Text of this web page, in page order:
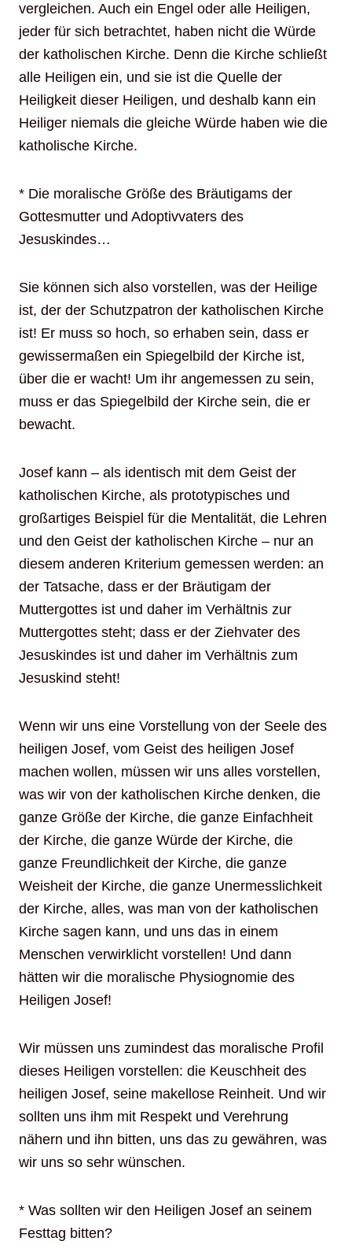
vergleichen. Auch ein Engel oder alle Heiligen,
jeder für sich betrachtet, haben nicht die Würde
der katholischen Kirche. Denn die Kirche schließt
alle Heiligen ein, und sie ist die Quelle der
Heiligkeit dieser Heiligen, und deshalb kann ein
Heiliger niemals die gleiche Würde haben wie die
katholische Kirche.
* Die moralische Größe des Bräutigams der
Gottesmutter und Adoptivvaters des
Jesuskindes…
Sie können sich also vorstellen, was der Heilige
ist, der der Schutzpatron der katholischen Kirche
ist! Er muss so hoch, so erhaben sein, dass er
gewissermaßen ein Spiegelbild der Kirche ist,
über die er wacht! Um ihr angemessen zu sein,
muss er das Spiegelbild der Kirche sein, die er
bewacht.
Josef kann – als identisch mit dem Geist der
katholischen Kirche, als prototypisches und
großartiges Beispiel für die Mentalität, die Lehren
und den Geist der katholischen Kirche – nur an
diesem anderen Kriterium gemessen werden: an
der Tatsache, dass er der Bräutigam der
Muttergottes ist und daher im Verhältnis zur
Muttergottes steht; dass er der Ziehvater des
Jesuskindes ist und daher im Verhältnis zum
Jesuskind steht!
Wenn wir uns eine Vorstellung von der Seele des
heiligen Josef, vom Geist des heiligen Josef
machen wollen, müssen wir uns alles vorstellen,
was wir von der katholischen Kirche denken, die
ganze Größe der Kirche, die ganze Einfachheit
der Kirche, die ganze Würde der Kirche, die
ganze Freundlichkeit der Kirche, die ganze
Weisheit der Kirche, die ganze Unermesslichkeit
der Kirche, alles, was man von der katholischen
Kirche sagen kann, und uns das in einem
Menschen verwirklicht vorstellen! Und dann
hätten wir die moralische Physiognomie des
Heiligen Josef!
Wir müssen uns zumindest das moralische Profil
dieses Heiligen vorstellen: die Keuschheit des
heiligen Josef, seine makellose Reinheit. Und wir
sollten uns ihm mit Respekt und Verehrung
nähern und ihn bitten, uns das zu gewähren, was
wir uns so sehr wünschen.
* Was sollten wir den Heiligen Josef an seinem
Festtag bitten?